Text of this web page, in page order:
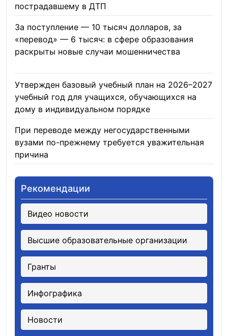
пострадавшему в ДТП
За поступление — 10 тысяч долларов, за
«перевод» — 6 тысяч: в сфере образования
раскрыты новые случаи мошенничества
Утвержден базовый учебный план на 2026–2027
учебный год для учащихся, обучающихся на
дому в индивидуальном порядке
При переводе между негосударственными
вузами по-прежнему требуется уважительная
причина
Рекомендации
Видео новости
Высшие образовательные организации
Гранты
Инфографика
Новости